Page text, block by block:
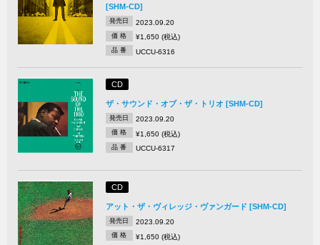
[SHM-CD]
発売日 2023.09.20
価 格 ¥1,650 (税込)
品 番 UCCU-6316
CD
ザ・サウンド・オブ・ザ・トリオ [SHM-CD]
発売日 2023.09.20
価 格 ¥1,650 (税込)
品 番 UCCU-6317
CD
アット・ザ・ヴィレッジ・ヴァンガード [SHM-CD]
発売日 2023.09.20
価 格 ¥1,650 (税込)